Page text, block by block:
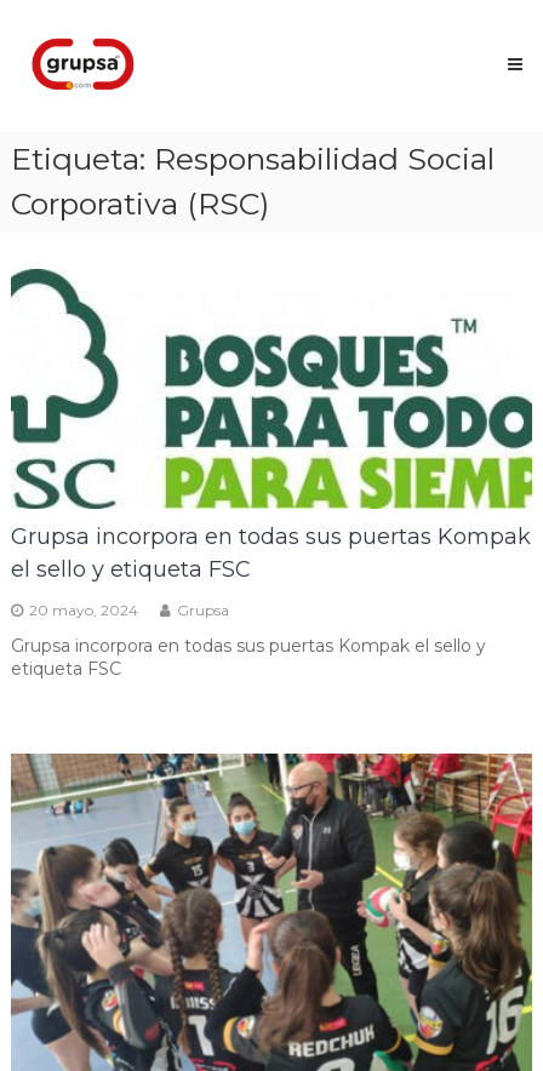
content
Accesos
que
conectan
Etiqueta: Responsabilidad Social
Corporativa (RSC)
Grupsa incorpora en todas sus puertas Kompak
el sello y etiqueta FSC
20 mayo, 2024 Grupsa
Grupsa incorpora en todas sus puertas Kompak el sello y
etiqueta FSC